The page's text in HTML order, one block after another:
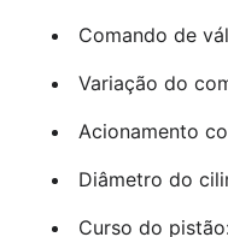
Comando de
Variação do
Acionamento
Diâmetro do
Curso do